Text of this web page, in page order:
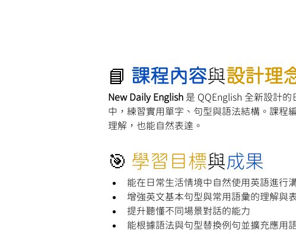
📘 課程內容與設計理
New Daily English 是 QQEnglish 全新設計
中，練習實用單字、句型與語法結構。課程
理解，也能自然表達。
🎯 學習目標與成果
能在日常生活情境中自然使用英語進行
增強英文基本句型與常用語彙的理解與
提升聽懂不同場景對話的能力
能根據語法與句型替換例句並擴充應用